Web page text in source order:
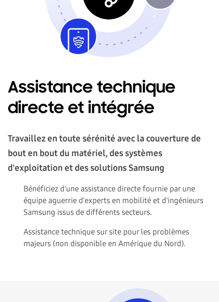
Assistance technique
directe et intégrée
Travaillez en toute sérénité avec la couverture de
bout en bout du matériel, des systèmes
d'exploitation et des solutions Samsung
Bénéficiez d'une assistance directe fournie par une
équipe aguerrie d'experts en mobilité et d'ingénieurs
Samsung issus de différents secteurs.
Assistance technique sur site pour les problèmes
majeurs (non disponible en Amérique du Nord).